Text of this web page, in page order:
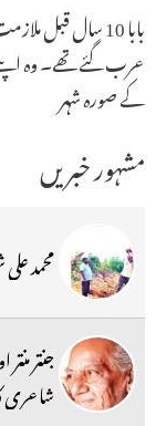
بابا 10 سال
عرب گئے تھے۔ وہ
کے صورہ شہر
مشہور خبریں
محمد
جنتر
شاعری